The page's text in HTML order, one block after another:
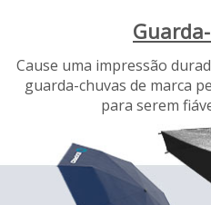
Cause uma impressão
guarda-chuvas de marca
para serem